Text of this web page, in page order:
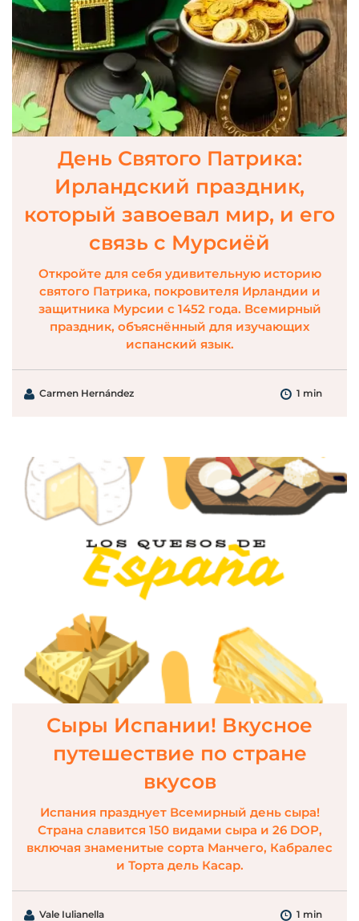
День Святого Патрика:
Ирландский праздник,
который завоевал мир, и его
связь с Мурсиёй
Откройте для себя удивительную историю
святого Патрика, покровителя Ирландии и
защитника Мурсии с 1452 года. Всемирный
праздник, объяснённый для изучающих
испанский язык.
Carmen Hernández 1 min
Сыры Испании! Вкусное
путешествие по стране
вкусов
Испания празднует Всемирный день сыра!
Страна славится 150 видами сыра и 26 DOP,
включая знаменитые сорта Манчего, Кабралес
и Торта дель Касар.
Vale Iulianella 1 min